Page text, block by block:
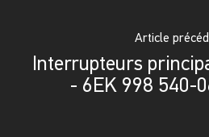
Article
Interrupteurs
- 6EK 998 540-